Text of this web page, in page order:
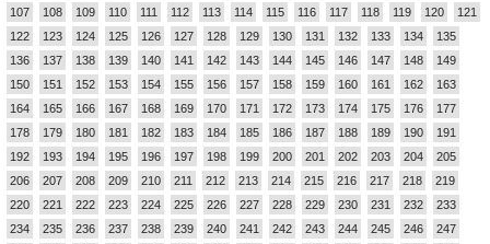
107
108 109 110 111 112 113 114 115 116 117 118 119 120
121
122
123 124 125 126 127 128 129 130 131 132 133 134
135
136
137 138 139 140 141 142 143 144 145 146 147 148
149
150
151 152 153 154 155 156 157 158 159 160 161 162
163
164
165 166 167 168 169 170 171 172 173 174 175 176
177
178
179 180 181 182 183 184 185 186 187 188 189 190
191
192
193 194 195 196 197 198 199 200 201 202 203 204
205
206
207 208 209 210 211 212 213 214 215 216 217 218
219
220
221 222 223 224 225 226 227 228 229 230 231 232
233
234
235 236 237 238 239 240 241 242 243 244 245 246
247